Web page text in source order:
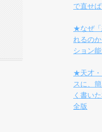
で直せ
★なぜ「
れるの
ション
★天才・
スに、
く書い
全版